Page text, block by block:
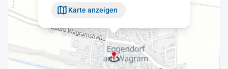
Karte anzeigen